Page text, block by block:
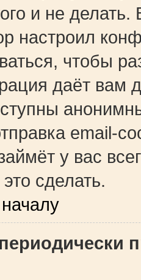
и не делать.
настроил
чтобы
даёт вам
email-
у вас
сделать.